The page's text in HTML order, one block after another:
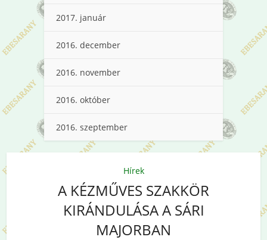
2017. január
2016. december
2016. november
2016. október
2016. szeptember
Hírek
A KÉZMŰVES SZAKKÖR
KIRÁNDULÁSA A SÁRI
MAJORBAN